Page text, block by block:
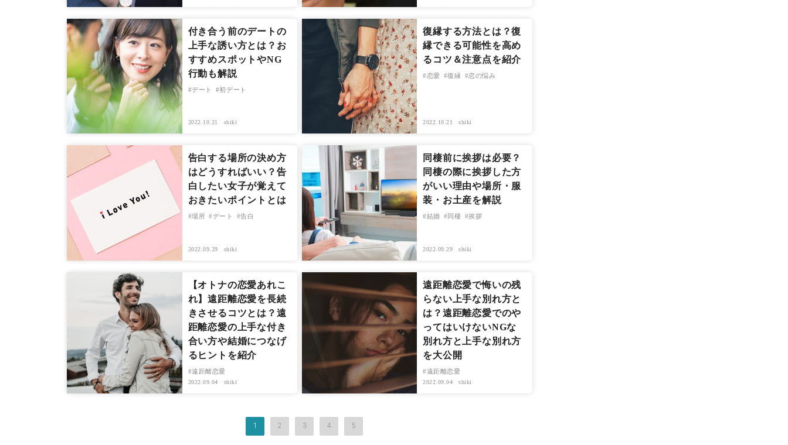
付き合う前のデートの
上手な誘い方とは？お
すすめスポットやNG
行動も解説
デート 初デート
2022.10.21 shiki
復縁する方法とは？復
縁できる可能性を高め
るコツ＆注意点を紹介
恋愛 復縁 恋の悩み
2022.10.21 shiki
告白する場所の決め方
はどうすればいい？告
白したい女子が覚えて
おきたいポイントとは
場所 デート 告白
2022.09.29 shiki
同棲前に挨拶は必要？
同棲の際に挨拶した方
がいい理由や場所・服
装・お土産を解説
結婚 同棲 挨拶
2022.09.29 shiki
【オトナの恋愛あれこ
れ】遠距離恋愛を長続
きさせるコツとは？遠
距離恋愛の上手な付き
合い方や結婚につなげ
るヒントを紹介
遠距離恋愛
2022.09.04 shiki
遠距離恋愛で悔いの残
らない上手な別れ方と
は？遠距離恋愛でのや
ってはいけないNGな
別れ方と上手な別れ方
を大公開
遠距離恋愛
2022.09.04 shiki
1 2 3 4 5